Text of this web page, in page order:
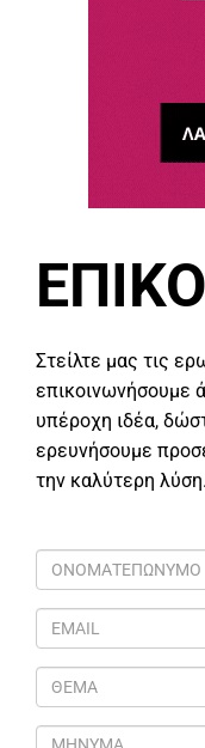
Στείλτε μας τις
επικοινωνήσουμε
υπέροχη ιδέα,
ερευνήσουμε
την καλύτερη λύση.